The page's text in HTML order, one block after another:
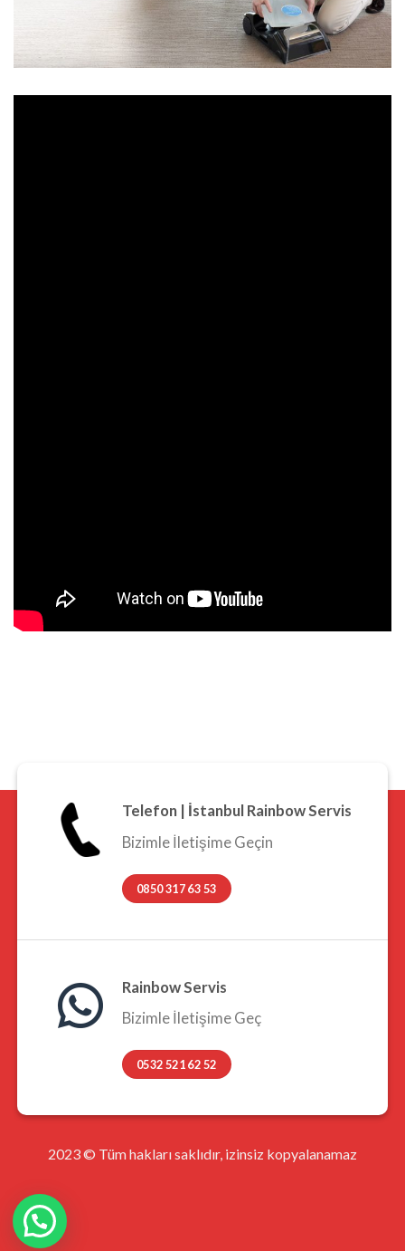
Telefon | İstanbul Rainbow Servis
Bizimle İletişime Geçin
0850 317 63 53
Rainbow Servis
Bizimle İletişime Geç
0532 521 62 52
2023 © Tüm hakları saklıdır, izinsiz kopyalanamaz